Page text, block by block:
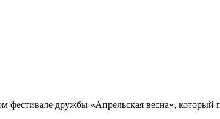
дружбы «Апрельская весна»,